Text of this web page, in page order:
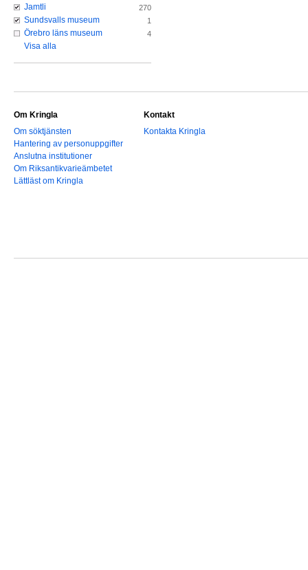
Jamtli 270
Sundsvalls museum 1
Örebro läns museum 4
Visa alla
Om Kringla
Om söktjänsten
Hantering av personuppgifter
Anslutna institutioner
Om Riksantikvarieämbetet
Lättläst om Kringla
Kontakt
Kontakta Kringla